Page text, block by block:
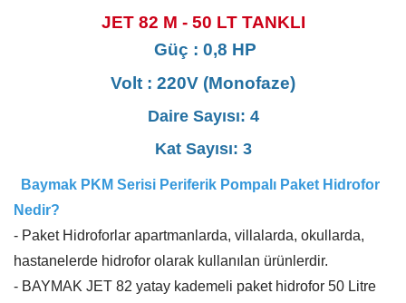
JET 82 M - 50 LT TANKLI
Güç : 0,8 HP
Volt : 220V (Monofaze)
Daire Sayısı: 4
Kat Sayısı: 3
Baymak PKM Serisi Periferik Pompalı Paket Hidrofor
Nedir?
- Paket Hidroforlar apartmanlarda, villalarda, okullarda,
hastanelerde hidrofor olarak kullanılan ürünlerdir.
- BAYMAK JET 82 yatay kademeli paket hidrofor 50 Litre